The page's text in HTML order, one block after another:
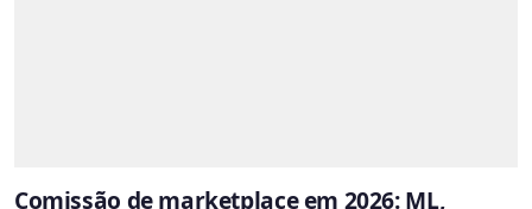
Comissão de marketplace em 2026: ML,